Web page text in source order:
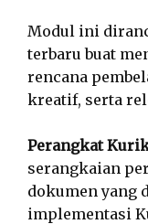
Modul ini
terbaru buat
rencana
kreatif, serta
Perangkat
serangkaian
dokumen yang
implementasi